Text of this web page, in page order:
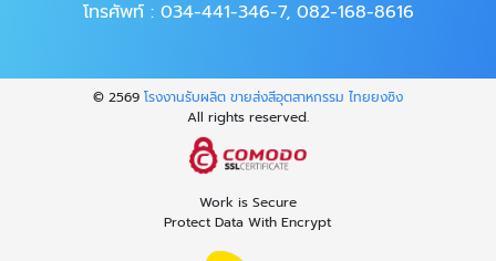
โทรศัพท์ : 034-441-346-7, 082-168-8616
© 2569 โรงงานรับผลิต ขายส่งสีอุตสาหกรรม ไทยยงซิง
All rights reserved.
Work is Secure
Protect Data With Encrypt